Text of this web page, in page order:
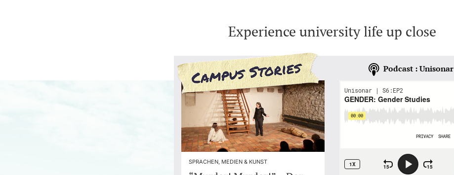
Experience university life up close
SPRACHEN, MEDIEN & KUNST
Podcast : Unisonar